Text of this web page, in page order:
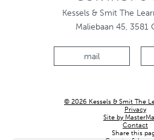
Kessels & Smit The
Maliebaan 45, 3581
mail
© 2026 Kessels & Smit The
Privacy
Site by
Contact
Share this